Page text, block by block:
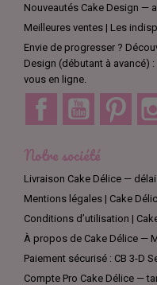
Nouveautés Cake Design —
Meilleures ventes | Les
Envie de progresser ?
Design (débutant à avancé)
vous en ligne.
Facebook YouTube
Notre société
Livraison Cake Délice —
Mentions légales | Cake
Conditions d’utilisation |
À propos de Cake Délice —
Paiement sécurisé : CB 3-D
Compte Pro Cake Délice —